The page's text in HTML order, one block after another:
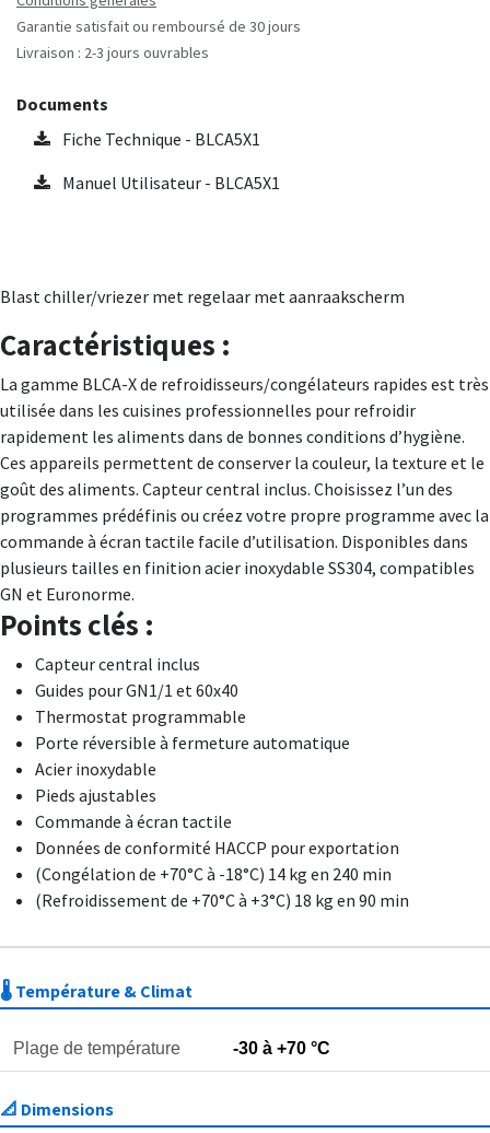
Garantie satisfait ou remboursé de 30 jours
Livraison : 2-3 jours ouvrables
Documents
Fiche Technique - BLCA5X1
Manuel Utilisateur - BLCA5X1
Blast chiller/vriezer met regelaar met aanraakscherm
Caractéristiques :
La gamme BLCA-X de refroidisseurs/congélateurs rapides est très
utilisée dans les cuisines professionnelles pour refroidir
rapidement les aliments dans de bonnes conditions d’hygiène.
Ces appareils permettent de conserver la couleur, la texture et le
goût des aliments. Capteur central inclus. Choisissez l’un des
programmes prédéfinis ou créez votre propre programme avec la
commande à écran tactile facile d’utilisation. Disponibles dans
plusieurs tailles en finition acier inoxydable SS304, compatibles
GN et Euronorme.
Points clés :
Capteur central inclus
Guides pour GN1/1 et 60x40
Thermostat programmable
Porte réversible à fermeture automatique
Acier inoxydable
Pieds ajustables
Commande à écran tactile
Données de conformité HACCP pour exportation
(Congélation de +70°C à -18°C) 14 kg en 240 min
(Refroidissement de +70°C à +3°C) 18 kg en 90 min
🌡️ Température & Climat
Plage de température -30 à +70 °C
📐 Dimensions